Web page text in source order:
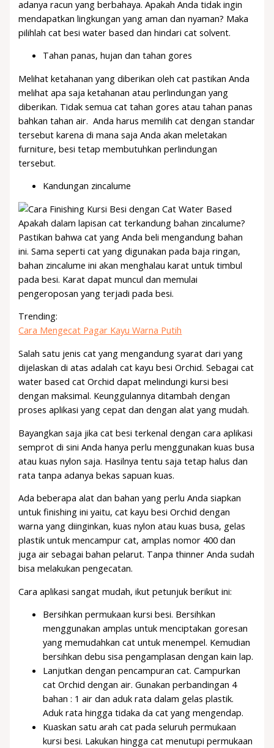
adanya racun yang berbahaya. Apakah Anda tidak ingin
mendapatkan lingkungan yang aman dan nyaman? Maka
pilihlah cat besi water based dan hindari cat solvent.
Tahan panas, hujan dan tahan gores
Melihat ketahanan yang diberikan oleh cat pastikan Anda
melihat apa saja ketahanan atau perlindungan yang
diberikan. Tidak semua cat tahan gores atau tahan panas
bahkan tahan air. Anda harus memilih cat dengan standar
tersebut karena di mana saja Anda akan meletakan
furniture, besi tetap membutuhkan perlindungan
tersebut.
Kandungan zincalume
Apakah dalam lapisan cat terkandung bahan zincalume?
Pastikan bahwa cat yang Anda beli mengandung bahan
ini. Sama seperti cat yang digunakan pada baja ringan,
bahan zincalume ini akan menghalau karat untuk timbul
pada besi. Karat dapat muncul dan memulai
pengeroposan yang terjadi pada besi.
Trending:
Cara Mengecat Pagar Kayu Warna Putih
Salah satu jenis cat yang mengandung syarat dari yang
dijelaskan di atas adalah cat kayu besi Orchid. Sebagai cat
water based cat Orchid dapat melindungi kursi besi
dengan maksimal. Keunggulannya ditambah dengan
proses aplikasi yang cepat dan dengan alat yang mudah.
Bayangkan saja jika cat besi terkenal dengan cara aplikasi
semprot di sini Anda hanya perlu menggunakan kuas busa
atau kuas nylon saja. Hasilnya tentu saja tetap halus dan
rata tanpa adanya bekas sapuan kuas.
Ada beberapa alat dan bahan yang perlu Anda siapkan
untuk finishing ini yaitu, cat kayu besi Orchid dengan
warna yang diinginkan, kuas nylon atau kuas busa, gelas
plastik untuk mencampur cat, amplas nomor 400 dan
juga air sebagai bahan pelarut. Tanpa thinner Anda sudah
bisa melakukan pengecatan.
Cara aplikasi sangat mudah, ikut petunjuk berikut ini:
Bersihkan permukaan kursi besi. Bersihkan
menggunakan amplas untuk menciptakan goresan
yang memudahkan cat untuk menempel. Kemudian
bersihkan debu sisa pengamplasan dengan kain lap.
Lanjutkan dengan pencampuran cat. Campurkan
cat Orchid dengan air. Gunakan perbandingan 4
bahan : 1 air dan aduk rata dalam gelas plastik.
Aduk rata hingga tidaka da cat yang mengendap.
Kuaskan satu arah cat pada seluruh permukaan
kursi besi. Lakukan hingga cat menutupi permukaan